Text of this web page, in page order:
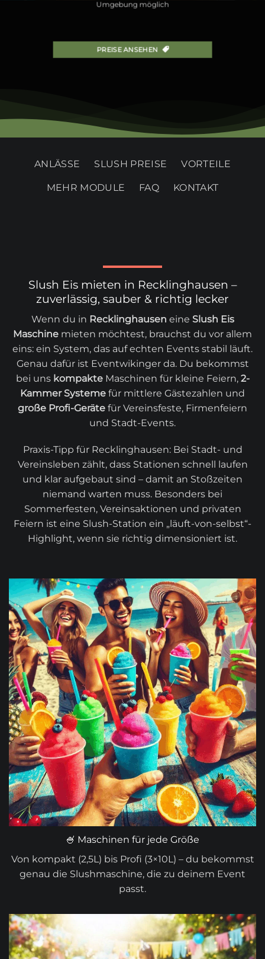
Umgebung möglich
PREISE ANSEHEN
ANLÄSSE SLUSH PREISE VORTEILE
MEHR MODULE FAQ KONTAKT
Slush Eis mieten in Recklinghausen –
zuverlässig, sauber & richtig lecker
Wenn du in Recklinghausen eine Slush Eis
Maschine mieten möchtest, brauchst du vor allem
eins: ein System, das auf echten Events stabil läuft.
Genau dafür ist Eventwikinger da. Du bekommst
bei uns kompakteMaschinen für kleine Feiern, 2-
Kammer Systeme für mittlere Gästezahlen und
große Profi-Geräte für Vereinsfeste, Firmenfeiern
und Stadt-Events.
Praxis-Tipp für Recklinghausen: Bei Stadt- und
Vereinsleben zählt, dass Stationen schnell laufen
und klar aufgebaut sind – damit an Stoßzeiten
niemand warten muss. Besonders bei
Sommerfesten, Vereinsaktionen und privaten
Feiern ist eine Slush-Station ein „läuft-von-selbst“-
Highlight, wenn sie richtig dimensioniert ist.
🍧 Maschinen für jede Größe
Von kompakt (2,5L) bis Profi (3×10L) – du bekommst
genau die Slushmaschine, die zu deinem Event
passt.